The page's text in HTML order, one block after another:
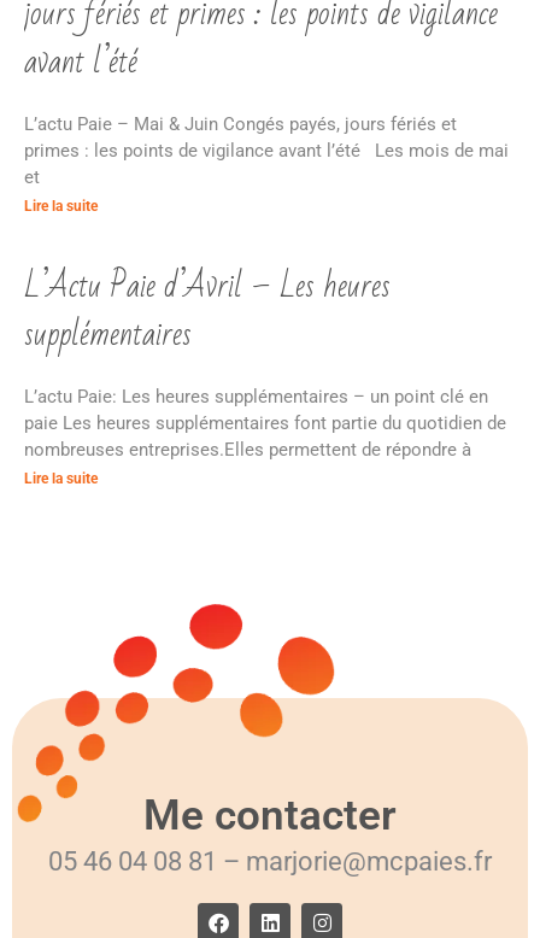
jours fériés et primes : les points de vigilance
avant l’été
L’actu Paie – Mai & Juin Congés payés, jours fériés et
primes : les points de vigilance avant l’été Les mois de mai
et
Lire la suite
L’Actu Paie d’Avril – Les heures
supplémentaires
L’actu Paie: Les heures supplémentaires – un point clé en
paie Les heures supplémentaires font partie du quotidien de
nombreuses entreprises.Elles permettent de répondre à
Lire la suite
Me contacter
05 46 04 08 81 – marjorie@mcpaies.fr
F
a
L
i
I
n